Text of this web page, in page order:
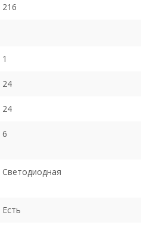
216
1
24
24
6
Светодиодная
Есть